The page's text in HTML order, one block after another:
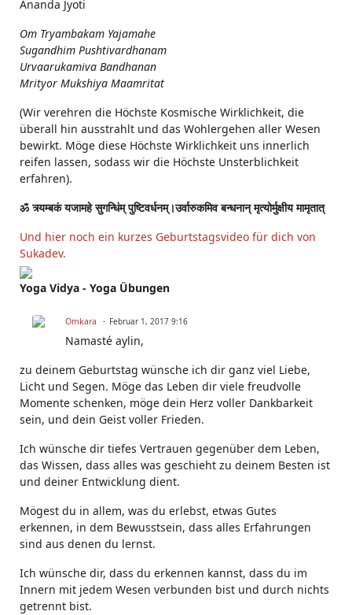
Ananda Jyoti
Om Tryambakam Yajamahe
Sugandhim Pushtivardhanam
Urvaarukamiva Bandhanan
Mrityor Mukshiya Maamritat
(Wir verehren die Höchste Kosmische Wirklichkeit, die
überall hin ausstrahlt und das Wohlergehen aller Wesen
bewirkt. Möge diese Höchste Wirklichkeit uns innerlich
reifen lassen, sodass wir die Höchste Unsterblichkeit
erfahren).
ॐ त्र्यम्बकं यजामहे सुगन्धिंम् पुष्टिवर्धनम्।उर्वारुकमिव बन्धनान् मृत्योर्मुक्षीय मामृतात्
Und hier noch ein kurzes Geburtstagsvideo für dich von
Sukadev.
Yoga Vidya - Yoga Übungen
Omkara Februar 1, 2017 9:16
Namasté aylin,
zu deinem Geburtstag wünsche ich dir ganz viel Liebe,
Licht und Segen. Möge das Leben dir viele freudvolle
Momente schenken, möge dein Herz voller Dankbarkeit
sein, und dein Geist voller Frieden.
Ich wünsche dir tiefes Vertrauen gegenüber dem Leben,
das Wissen, dass alles was geschieht zu deinem Besten ist
und deiner Entwicklung dient.
Mögest du in allem, was du erlebst, etwas Gutes
erkennen, in dem Bewusstsein, dass alles Erfahrungen
sind aus denen du lernst.
Ich wünsche dir, dass du erkennen kannst, dass du im
Innern mit jedem Wesen verbunden bist und durch nichts
getrennt bist.